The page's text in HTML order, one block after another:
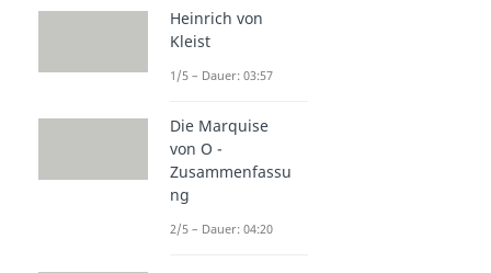
Heinrich von
Kleist
1/5 – Dauer: 03:57
Die Marquise
von O -
Zusammenfassu
ng
2/5 – Dauer: 04:20